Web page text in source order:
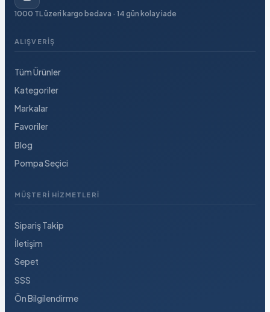
1000 TL üzeri kargo bedava · 14 gün kolay iade
ALIŞVERIŞ
Tüm Ürünler
Kategoriler
Markalar
Favoriler
Blog
Pompa Seçici
MÜŞTERI HIZMETLERI
Sipariş Takip
İletişim
Sepet
SSS
Ön Bilgilendirme